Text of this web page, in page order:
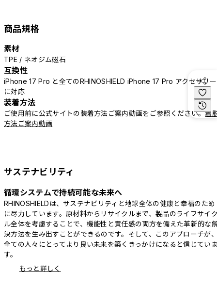
商品規格
素材
TPE / ネオジム磁石
互換性
iPhone 17 Pro と全てのRHINOSHIELD iPhone 17 Pro アクセサリー
に対応
装着方法
ご使用前に公式サイトの装着方法ご案内動画をご参照ください。着
方法ご案内動画
サステナビリティ
循環システムで持続可能な未来へ
RHINOSHIELDは、サステナビリティと地球全体の健康と幸福のため
に尽力しています。原材料からリサイクルまで、製品のライフサイ
ル全体を考慮することで、機能性と責任感の両方を備えた革新的な
決方法を生み出すことができるのです。そして、このアプローチが
全ての人々にとってより良い未来を築くきっかけになると信じてい
す。
もっと詳しく